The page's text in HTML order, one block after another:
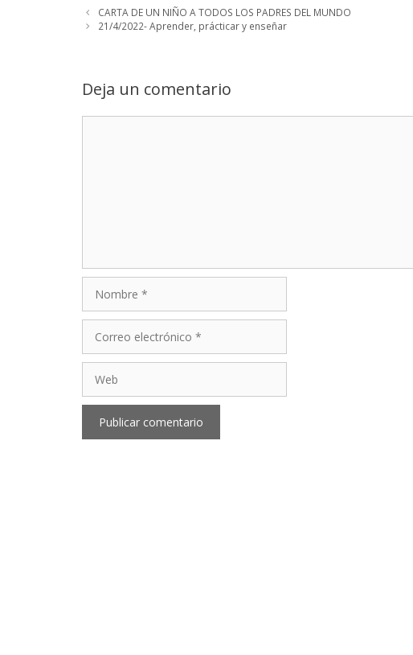
CARTA DE UN NIÑO A TODOS LOS PADRES DEL MUNDO
21/4/2022- Aprender, prácticar y enseñar
Deja un comentario